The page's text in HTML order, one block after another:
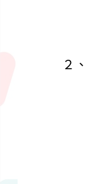
２、